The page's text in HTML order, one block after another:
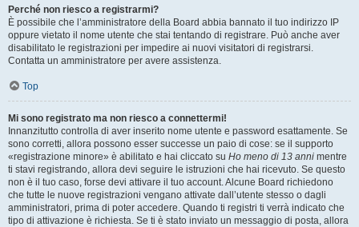
Perché non riesco a registrarmi?
È possibile che l’amministratore della Board abbia bannato il tuo indirizzo IP
oppure vietato il nome utente che stai tentando di registrare. Può anche aver
disabilitato le registrazioni per impedire ai nuovi visitatori di registrarsi.
Contatta un amministratore per avere assistenza.
Top
Mi sono registrato ma non riesco a connettermi!
Innanzitutto controlla di aver inserito nome utente e password esattamente. Se
sono corretti, allora possono esser successe un paio di cose: se il supporto
«registrazione minore» è abilitato e hai cliccato su Ho meno di 13 anni mentre
ti stavi registrando, allora devi seguire le istruzioni che hai ricevuto. Se questo
non è il tuo caso, forse devi attivare il tuo account. Alcune Board richiedono
che tutte le nuove registrazioni vengano attivate dall’utente stesso o dagli
amministratori, prima di poter accedere. Quando ti registri ti verrà indicato che
tipo di attivazione è richiesta. Se ti è stato inviato un messaggio di posta, allora